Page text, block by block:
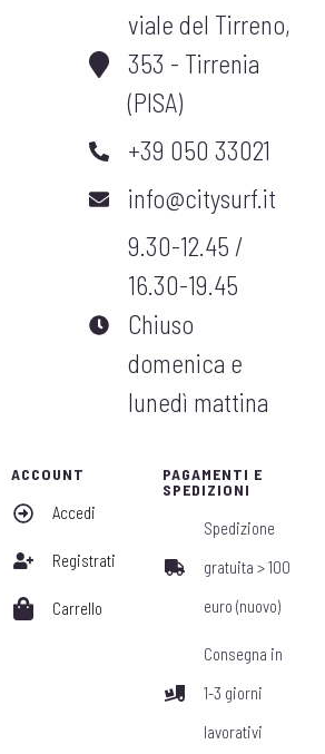
viale del Tirreno,
353 - Tirrenia
(PISA)
+39 050 33021
info@citysurf.it
9.30-12.45 /
16.30-19.45
Chiuso
domenica e
lunedì mattina
ACCOUNT
Accedi
Registrati
Carrello
PAGAMENTI E
SPEDIZIONI
Spedizione
gratuita > 100
euro (nuovo)
Consegna in
1-3 giorni
lavorativi